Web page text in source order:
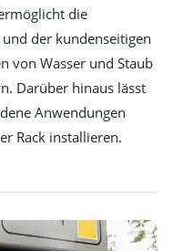
die
der kundenseitigen
von Wasser und Staub
Darüber hinaus lässt
Anwendungen
Rack installieren.